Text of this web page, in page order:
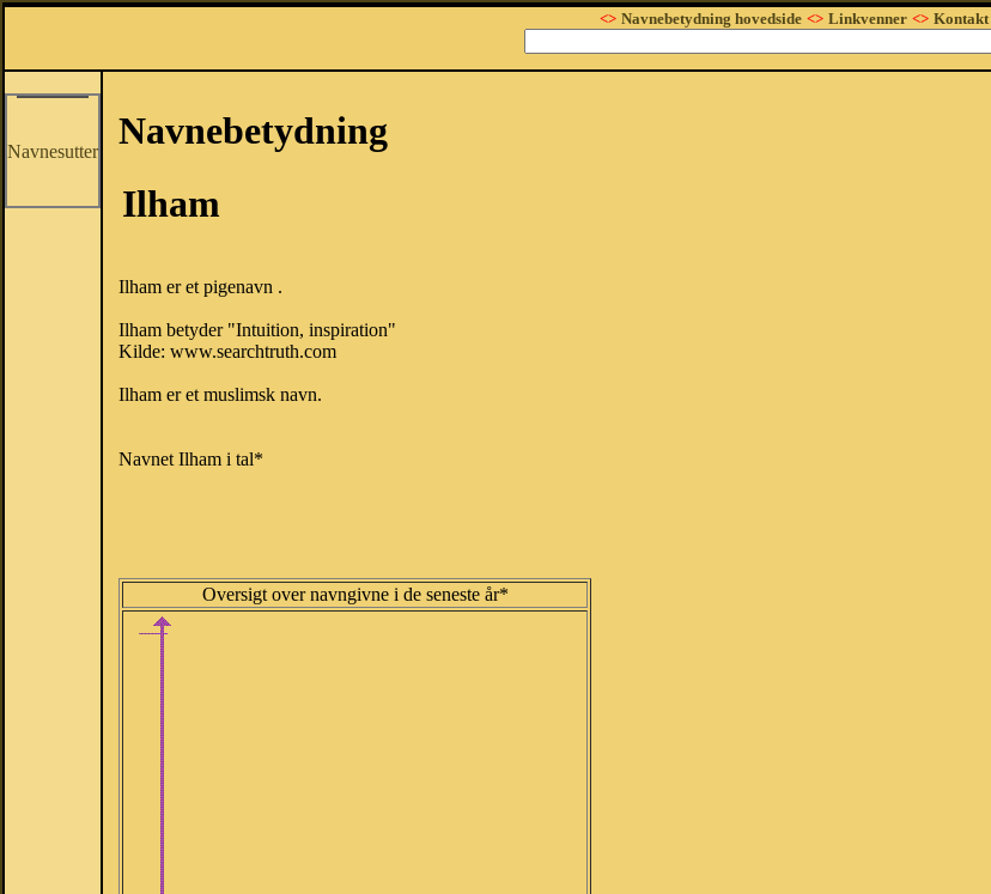
<> Navnebetydning hovedside <> Linkvenner <> Kontakt
Navnesutter
Navnebetydning
Ilham
Ilham er et pigenavn .
Ilham betyder "Intuition, inspiration"
Kilde: www.searchtruth.com
Ilham er et muslimsk navn.
Navnet Ilham i tal*
Oversigt over navngivne i de seneste år*